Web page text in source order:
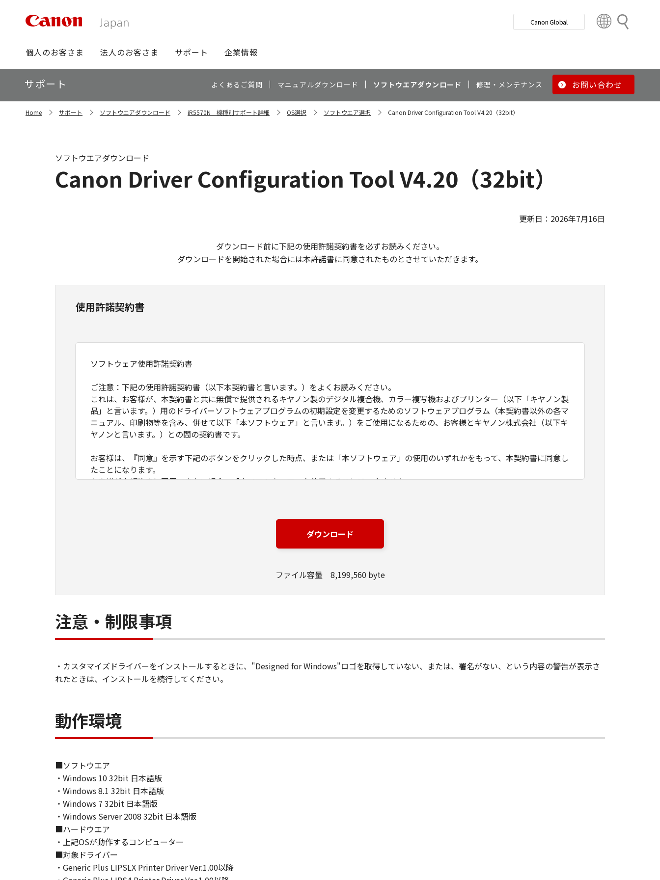
検
グ
ロ
ー
バ
ビ
個人のお客さま 法人のお客さま サポート 企業情報
Canon Global
t
y
ロ
ー
カ
ル
サポート よくあるご質問 マニュアルダウンロード ソフトウエアダウンロード 修理・メンテナンス お問い合わせ
Home サポート ソフトウエアダウンロード iR5570N 機種別サポート詳細 OS選択 ソフトウエア選択 Canon Driver Configuration Tool V4.20（32bit）
Canon Driver Configuration Tool V4.20（32bit）
ソフトウエアダウンロード
更新日：2026年7月16日
ダウンロード前に下記の使用許諾契約書を必ずお読みください。
ダウンロードを開始された場合には本許諾書に同意されたものとさせていただきます。
使用許諾契約書
ソフトウェア使用許諾契約書
ご注意：下記の使用許諾契約書（以下本契約書と言います。）をよくお読みください。
これは、お客様が、本契約書と共に無償で提供されるキヤノン製のデジタル複合機、カラー複写機およびプリンター（以下「キヤノン製
品」と言います。）用のドライバーソフトウェアプログラムの初期設定を変更するためのソフトウェアプログラム（本契約書以外の各マ
ニュアル、印刷物等を含み、併せて以下「本ソフトウェア」と言います。）をご使用になるための、お客様とキヤノン株式会社（以下キ
ヤノンと言います。）との間の契約書です。
お客様は、『同意』を示す下記のボタンをクリックした時点、または「本ソフトウェア」の使用のいずれかをもって、本契約書に同意し
たことになります。
お客様が本契約書に同意できない場合、「本ソフトウェア」を使用することはできません。
(1) キヤノンは、お客様が「キヤノン製品」用のドライバーソフトウェアプログラムの初期設定を変更する目的のために、「キヤノン製
品」に直接またはネットワークを通じ接続される複数のコンピューター（以下「指定機器」と言います。）において、「本ソフトウェ
ア」を使用（本契約書においては、「本ソフトウェア」をコンピューターの記憶媒体上にインストールすること、またはコンピューター
において表示すること、アクセスすること、もしくは実行することのいずれも含むものとします。）するための非独占的権利をお客様に
者に対して「本ソフトウェア」を使用させることができますが、かかるコンピューターの使用者に本契約書上の義務および条件を遵守さ
(2) お客様は、上記(1)に基づいて「本ソフトウェア」を使用するためのバックアップとして、「本ソフトウェア」を１部、複製すること
ができます。
(3) 上記(1)および(2)に定める場合を除き、キヤノンまたはキヤノンのライセンサーのいかなる知的財産権も、明示たると黙示たるとを問
(1) お客様は、再使用許諾、譲渡、販売、頒布、リースもしくは貸与その他の方法により、第三者に「本ソフトウェア」を使用させるこ
とはできません。
３．著作権表示
お客様は、「本ソフトウェア」に含まれるキヤノンまたはキヤノンのライセンサーの著作権表示を変更し、除去しもしくは削除してはな
４．所有権
「本ソフトウェア」に係る権原および所有権は、その内容によりキヤノンまたはキヤノンのライセンサーに帰属します。
５．輸出
お客様は、日本国政府または関連する外国政府より必要な許可等を得ることなしに、「本ソフトウェア」の全部または一部を、直接また
は間接に輸出してはなりません。
６．サポートおよびアップデート
キヤノン、キヤノンの子会社、関係会社、それらの販売代理店および販売店、並びにキヤノンのライセンサーは、お客様による許諾ソフ
ダウンロード
ファイル容量 8,199,560 byte
注意・制限事項
・カスタマイズドライバーをインストールするときに、"Designed for Windows"ロゴを取得していない、または、署名がない、という内容の警告が表示さ
れたときは、インストールを続行してください。
動作環境
■ソフトウエア
・Windows 10 32bit 日本語版
・Windows 8.1 32bit 日本語版
・Windows 7 32bit 日本語版
・Windows Server 2008 32bit 日本語版
■ハードウエア
・上記OSが動作するコンピューター
■対象ドライバー
・Generic Plus LIPSLX Printer Driver Ver.1.00以降